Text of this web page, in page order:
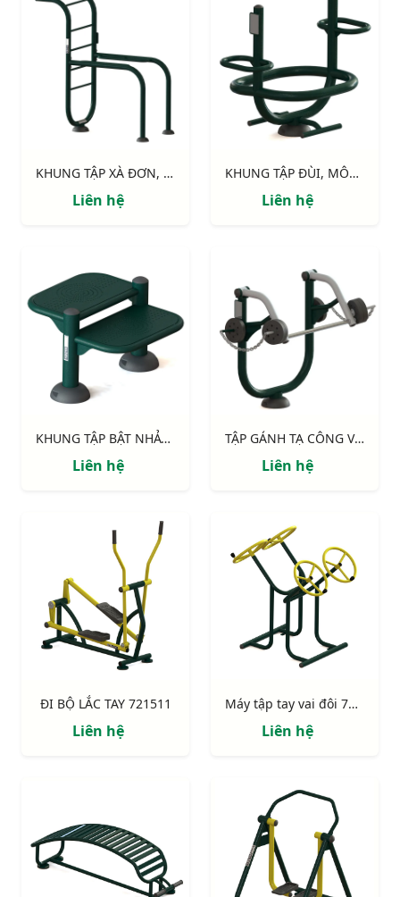
KHUNG TẬP XÀ ĐƠN, XÀ KÉP 711514
Liên hệ
KHUNG TẬP ĐÙI, MÔNG 711515
Liên hệ
KHUNG TẬP BẬT NHẢY 711524
Liên hệ
TẬP GÁNH TẠ CÔNG VIÊN 711522
Liên hệ
ĐI BỘ LẮC TAY 721511
Liên hệ
Máy tập tay vai đôi 731142
Liên hệ